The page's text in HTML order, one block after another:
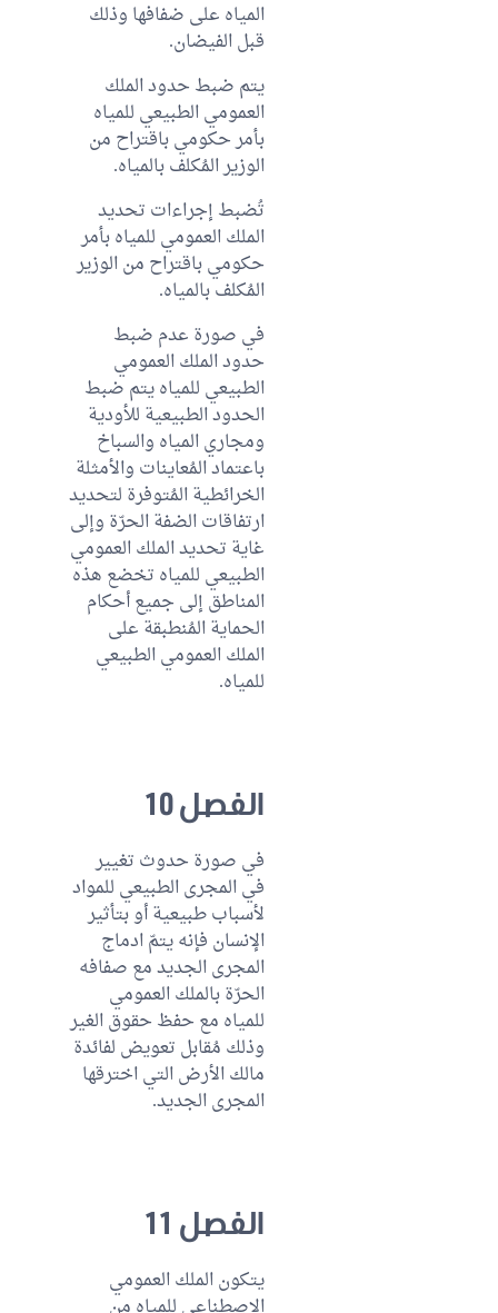
المياه على ضفافها وذلك
قبل الفيضان.
يتم ضبط حدود الملك
العمومي الطبيعي للمياه
بأمر حكومي باقتراح من
الوزير المُكلف بالمياه.
تُضبط إجراءات تحديد
الملك العمومي للمياه بأمر
حكومي باقتراح من الوزير
المُكلف بالمياه.
في صورة عدم ضبط
حدود الملك العمومي
الطبيعي للمياه يتم ضبط
الحدود الطبيعية للأودية
ومجاري المياه والسباخ
باعتماد المُعاينات والأمثلة
الخرائطية المُتوفرة لتحديد
ارتفاقات الضفة الحرّة وإلى
غاية تحديد الملك العمومي
الطبيعي للمياه تخضع هذه
المناطق إلى جميع أحكام
الحماية المُنطبقة على
الملك العمومي الطبيعي
للمياه.
الفصل 10
في صورة حدوث تغيير
في المجرى الطبيعي للمواد
لأسباب طبيعية أو بتأثير
الإنسان فإنه يتمّ ادماج
المجرى الجديد مع صفافه
الحرّة بالملك العمومي
للمياه مع حفظ حقوق الغير
وذلك مُقابل تعويض لفائدة
مالك الأرض التي اخترقها
المجرى الجديد.
الفصل 11
يتكون الملك العمومي